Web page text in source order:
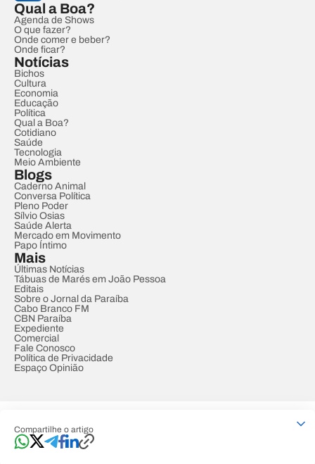
Compartilhe o artigo
Qual a Boa?
Agenda de Shows
O que fazer?
Onde comer e beber?
Onde ficar?
Notícias
Bichos
Cultura
Economia
Educação
Política
Qual a Boa?
Cotidiano
Saúde
Tecnologia
Meio Ambiente
Blogs
Caderno Animal
Conversa Política
Pleno Poder
Sílvio Osias
Saúde Alerta
Mercado em Movimento
Papo Íntimo
Mais
Últimas Notícias
Tábuas de Marés em João Pessoa
Editais
Sobre o Jornal da Paraíba
Cabo Branco FM
CBN Paraíba
Expediente
Comercial
Fale Conosco
Política de Privacidade
Espaço Opinião
Developed by Designed by